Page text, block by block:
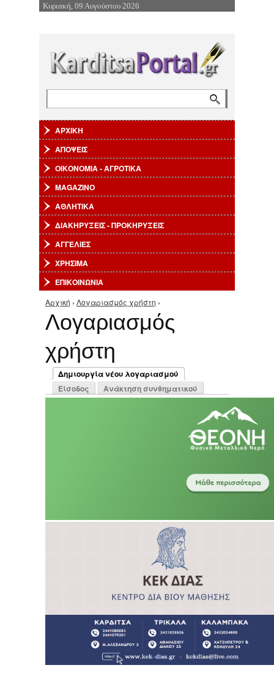
Επιστροφή στην Πλοήγηση
Κυριακή, 09 Αυγούστου 2026
ΑΡΧΙΚΗ
ΑΠΟΨΕΙΣ
ΟΙΚΟΝΟΜΙΑ - ΑΓΡΟΤΙΚΑ
MAGAZINO
ΑΘΛΗΤΙΚΑ
ΔΙΑΚΗΡΥΞΕΙΣ - ΠΡΟΚΗΡΥΞΕΙΣ
ΑΓΓΕΛΙΕΣ
ΧΡΗΣΙΜΑ
ΕΠΙΚΟΙΝΩΝΙΑ
Είστε εδώ
Αρχική › Λογαριασμός χρήστη ›
Λογαριασμός
χρήστη
Πρωτεύουσες καρτέλες
Δημιουργία νέου λογαριασμού
(ενεργή καρτέλα)
Είσοδος Ανάκτηση συνθηματικού